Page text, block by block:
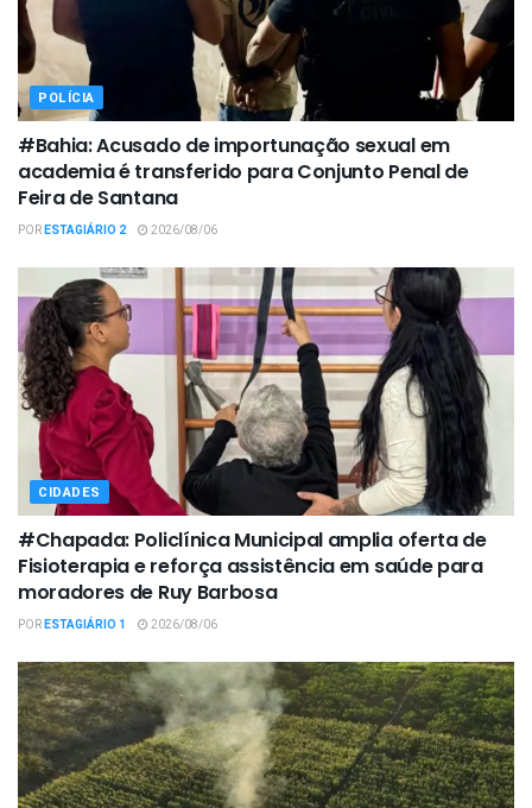
POLÍCIA
#Bahia: Acusado de importunação sexual em
academia é transferido para Conjunto Penal de
Feira de Santana
PORESTAGIÁRIO 2 2026/08/06
CIDADES
#Chapada: Policlínica Municipal amplia oferta de
Fisioterapia e reforça assistência em saúde para
moradores de Ruy Barbosa
PORESTAGIÁRIO 1 2026/08/06